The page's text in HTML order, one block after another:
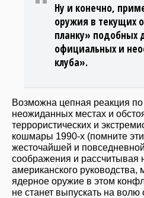
Ну и конечно,
оружия в текущих
планку» подобных
официальных и
клуба».
Возможна цепная реакция
неожиданных местах и
террористических и
кошмары 1990-х (помните
жесточайшей и
соображения и рассчитывая
американского
ядерное оружие в этом
не станет выпускать на